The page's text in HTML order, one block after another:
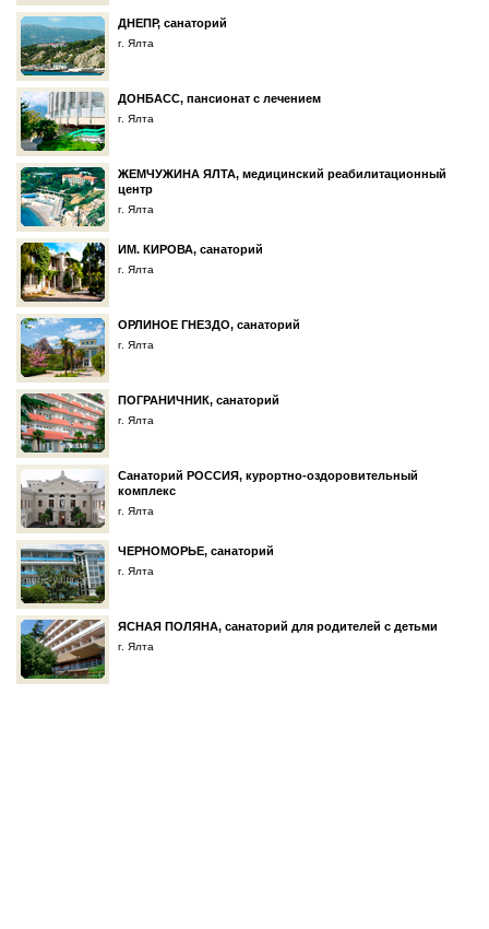
ДНЕПР, санаторий
г. Ялта
ДОНБАСC, пансионат с лечением
г. Ялта
ЖЕМЧУЖИНА ЯЛТА, медицинский реабилитационный
центр
г. Ялта
ИМ. КИРОВА, санаторий
г. Ялта
ОРЛИНОЕ ГНЕЗДО, санаторий
г. Ялта
ПОГРАНИЧНИК, санаторий
г. Ялта
Санаторий РОССИЯ, курортно-оздоровительный
комплекс
г. Ялта
ЧЕРНОМОРЬЕ, санаторий
г. Ялта
ЯСНАЯ ПОЛЯНА, санаторий для родителей с детьми
г. Ялта